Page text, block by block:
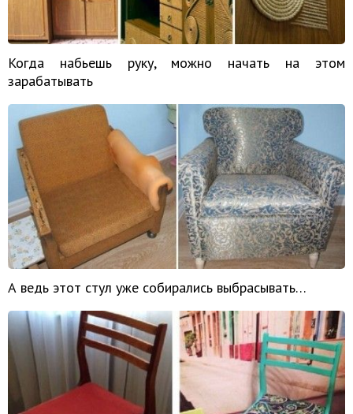
Когда набьешь руку, можно начать на этом
зарабатывать
А ведь этот стул уже собирались выбрасывать…